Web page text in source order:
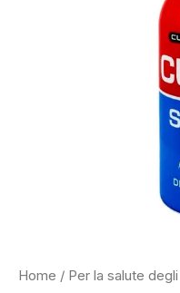
Home / Per la salute